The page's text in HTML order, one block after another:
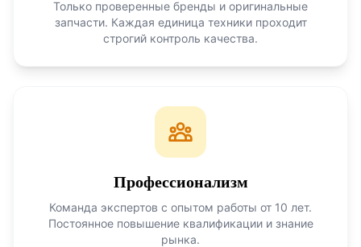
Только проверенные бренды и оригинальные
запчасти. Каждая единица техники проходит
строгий контроль качества.
Профессионализм
Команда экспертов с опытом работы от 10 лет.
Постоянное повышение квалификации и знание
рынка.